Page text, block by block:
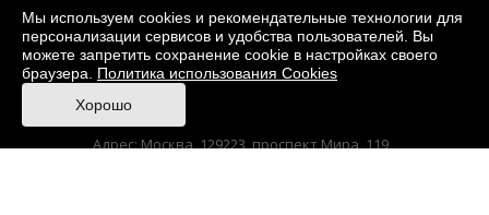
© 2026 Музей кино
При поддержке Министерства культуры РФ
Адрес: Москва, 129223, проспект Мира, 119,
Мы используем cookies и рекомендательные технологии для
персонализации сервисов и удобства пользователей. Вы
можете запретить сохранение cookie в настройках своего
браузера. Политика использования Cookies
Хорошо